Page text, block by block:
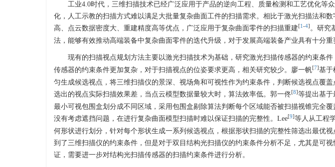
工业4.0时代，三维扫描技术已经广泛应用于产品的逆向工程、质量检测和工艺优化等
化，人工示教的扫描方式难以满足大批量复杂曲面工件的扫描需求。相比于激光扫描法和
高、点云数据密度大、重建精度高等优点，广泛应用于复杂曲面零件的扫描重建[1 -4] 。研究
法，能够有效推动高端装备中复杂曲面零件的迭代升级，对于发展高端装备产业具有十分重
现有的扫描视点规划方法主要以激光扫描技术为基础，研究激光扫描传感器的约束条
传感器的约束条件更加复杂，对于扫描视点的位姿要求更高，相关研究较少。廖一帆[7]基于
匀生成候选视点，将三维扫描仪的景深、视场角和可视性作为约束条件，判断候选视点覆
选出的视点实际扫描效果差，当点云模型数据量较大时，算法效率低。郭一佟[8]等提出基于
最小可视包围盒划分成不同区域，采用包围盒剔除算法判断每个区域能否被扫描视锥完全
没有考虑遮挡问题，在进行复杂曲面模型扫描时难以保证扫描的完整性。Lee[9]等人从工程
何形状进行划分，针对每个形状生成一系列候选视点，根据形状扫描的完整性筛选出最优
到了三维扫描仪的约束条件，但是对于双目结构光扫描仪的约束条件分析不足，尤其是可
证，需要进一步对结构光扫描传感器的扫描约束条件进行分析。
《
系